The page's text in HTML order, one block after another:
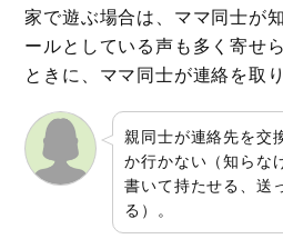
家で遊ぶ場合は、ママ同士が
ールとしている声も多く寄せ
ときに、ママ同士が連絡を取
親同士が連絡先を交
か行かない（知らな
書いて持たせる、送
る）。